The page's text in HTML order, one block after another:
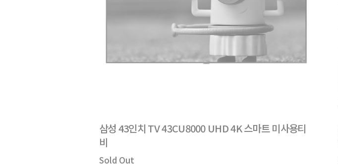
삼성 43인치 TV 43CU8000 UHD 4K 스마트 미사용티
비
Sold Out